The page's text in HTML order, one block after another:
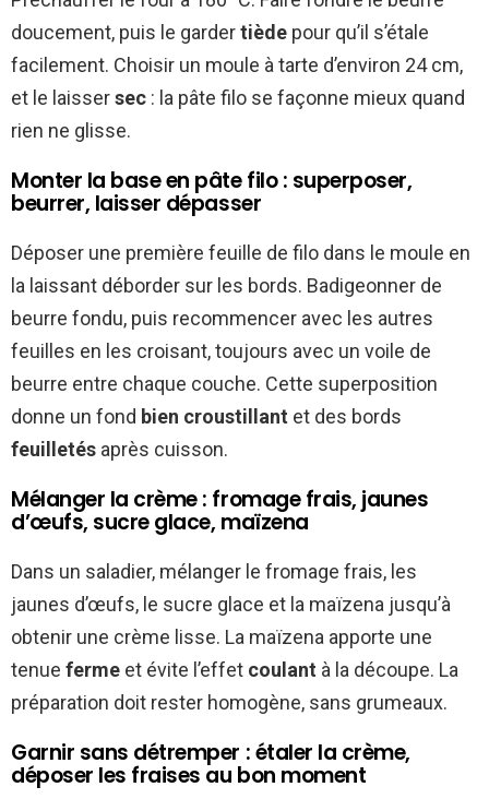
doucement, puis le gardertiède pour qu’il s’étale
facilement. Choisir un moule à tarte d’environ 24 cm,
et le laissersec : la pâte filo se façonne mieux quand
rien ne glisse.
Monter la base en pâte filo : superposer,
beurrer, laisser dépasser
Déposer une première feuille de filo dans le moule en
la laissant déborder sur les bords. Badigeonner de
beurre fondu, puis recommencer avec les autres
feuilles en les croisant, toujours avec un voile de
beurre entre chaque couche. Cette superposition
donne un fond bien croustillant et des bords
feuilletés après cuisson.
Mélanger la crème : fromage frais, jaunes
d’œufs, sucre glace, maïzena
Dans un saladier, mélanger le fromage frais, les
jaunes d’œufs, le sucre glace et la maïzena jusqu’à
obtenir une crème lisse. La maïzena apporte une
tenue ferme et évite l’effet coulant à la découpe. La
préparation doit rester homogène, sans grumeaux.
Garnir sans détremper : étaler la crème,
déposer les fraises au bon moment